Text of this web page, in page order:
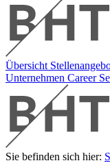
Übersicht
Unternehmen Career
Sie befinden sich hier: